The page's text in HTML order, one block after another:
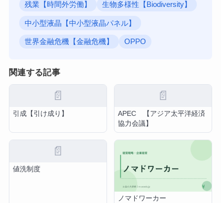
残業【時間外労働】 生物多様性【Biodiversity】
中小型液晶【中小型液晶パネル】
世界金融危機【金融危機】 OPPO
関連する記事
📄
引成【引け成り】
📄
APEC 【アジア太平洋経済
協力会議】
📄
値洗制度
ノマドワーカー